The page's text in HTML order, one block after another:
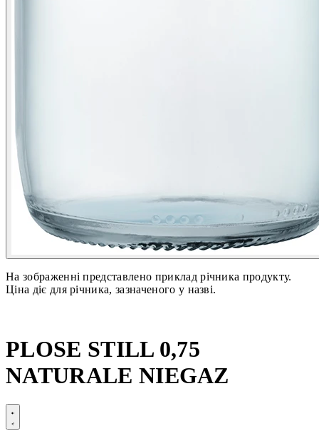
На зображенні представлено приклад річника продукту.
Ціна діє для річника, зазначеного у назві.
PLOSE STILL 0,75
NATURALE NIEGAZ